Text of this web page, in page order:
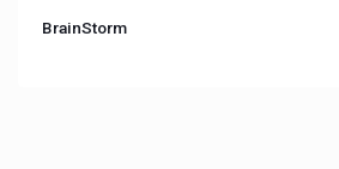
BrainStorm